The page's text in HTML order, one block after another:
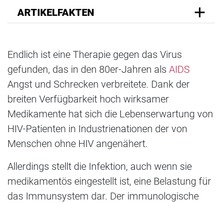
ARTIKELFAKTEN
Endlich ist eine Therapie gegen das Virus
gefunden, das in den 80er-Jahren als AIDS
Angst und Schrecken verbreitete. Dank der
breiten Verfügbarkeit hoch wirksamer
Medikamente hat sich die Lebenserwartung von
HIV-Patienten in Industrienationen der von
Menschen ohne HIV angenähert.
Allerdings stellt die Infektion, auch wenn sie
medikamentös eingestellt ist, eine Belastung für
das Immunsystem dar. Der immunologische